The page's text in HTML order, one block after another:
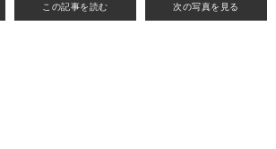
この記事を読む 次の写真を見る